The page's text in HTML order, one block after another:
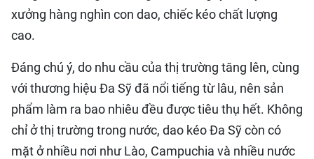
xưởng hàng nghìn con dao, chiếc kéo chất lượng
cao.
Đáng chú ý, do nhu cầu của thị trường tăng lên, cùng
với thương hiệu Đa Sỹ đã nổi tiếng từ lâu, nên sản
phẩm làm ra bao nhiêu đều được tiêu thụ hết. Không
chỉ ở thị trường trong nước, dao kéo Đa Sỹ còn có
mặt ở nhiều nơi như Lào, Campuchia và nhiều nước